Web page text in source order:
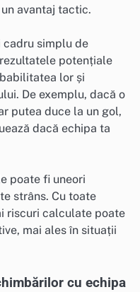
avantaj tactic.
cadru simplu de
potențiale
lor și
De exemplu, dacă o
putea duce la un gol,
dacă echipa ta
poate fi uneori
strâns. Cu toate
riscuri calculate poate
mai ales în situații
cu echipa